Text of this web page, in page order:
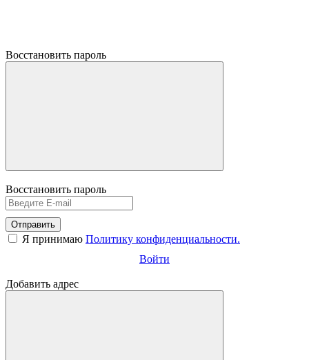
Восстановить пароль
Восстановить пароль
Отправить
Я принимаю Политику конфиденциальности.
Войти
Добавить адрес